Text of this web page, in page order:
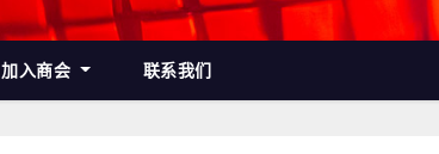
加入商会 联系我们